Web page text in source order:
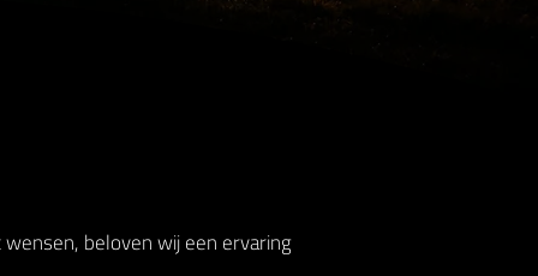
beloven wij een ervaring